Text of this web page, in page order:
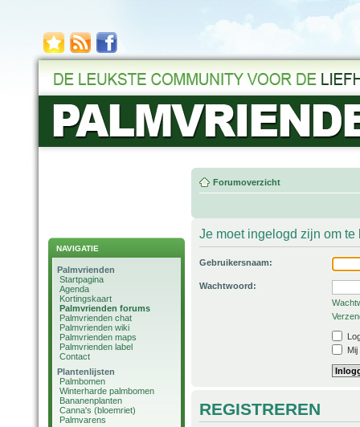
NAVIGATIE
Palmvrienden
Startpagina
Agenda
Kortingskaart
Palmvrienden forums
Palmvrienden chat
Palmvrienden wiki
Palmvrienden maps
Palmvrienden label
Contact
Plantenlijsten
Palmbomen
Winterharde palmbomen
Bananenplanten
Canna's (bloemriet)
Palmvarens
Forumoverzicht
Je moet ingelogd zijn om
Gebruikersnaam:
Wachtwoord:
REGISTREREN